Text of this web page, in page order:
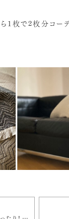
1枚で2枚分コーデ